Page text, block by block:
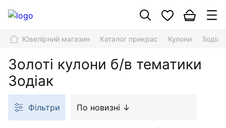
Ювелірний магазин Каталог прикрас Кулони Зодіак
Золоті кулони б/в тематики
Зодіак
Фільтри По новизні ↓